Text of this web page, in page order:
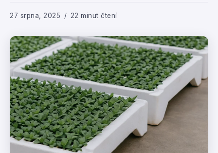
27 srpna, 2025 22 minut čtení